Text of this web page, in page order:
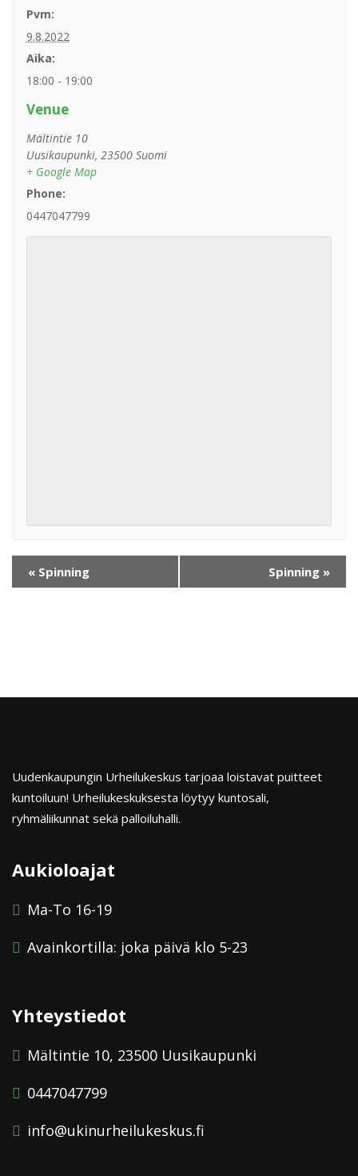
Pvm:
9.8.2022
Aika:
18:00 - 19:00
Venue
Mältintie 10
Uusikaupunki, 23500 Suomi
+ Google Map
Phone:
0447047799
« Spinning Spinning »
Uudenkaupungin Urheilukeskus tarjoaa loistavat puitteet
kuntoiluun! Urheilukeskuksesta löytyy kuntosali,
ryhmäliikunnat sekä palloiluhalli.
Aukioloajat
Ma-To 16-19
Avainkortilla: joka päivä klo 5-23
Yhteystiedot
Mältintie 10, 23500 Uusikaupunki
0447047799
info@ukinurheilukeskus.fi